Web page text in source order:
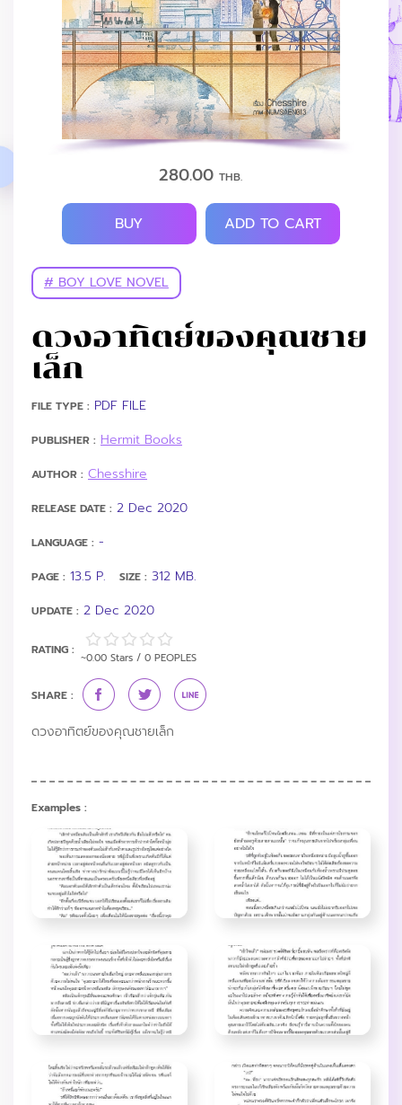
280.00THB.
BUY ADD TO CART
# BOY LOVE NOVEL
ดวงอาทิตย์ของคุณชาย
เล็ก
FILE TYPE : PDF FILE
PUBLISHER : Hermit Books
AUTHOR : Chesshire
RELEASE DATE : 2 Dec 2020
LANGUAGE : -
PAGE : 13.5 P. SIZE : 312 MB.
UPDATE : 2 Dec 2020
RATING :
~0.00 Stars / 0 PEOPLES
SHARE :
ดวงอาทิตย์ของคุณชายเล็ก
Examples :